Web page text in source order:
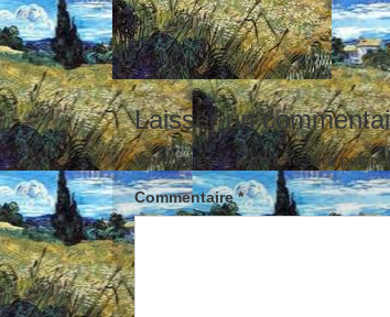
Laisser un
Votre adresse e-mail ne sera pas
Commentaire*